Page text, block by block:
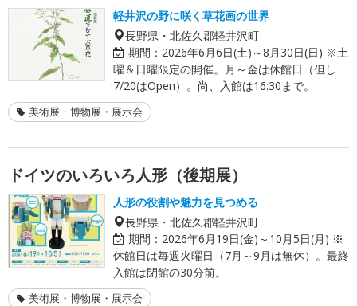
軽井沢の野に咲く草花画の世界
長野県・北佐久郡軽井沢町
期間： 2026年6月6日(土)～8月30日(日) ※土
曜＆日曜限定の開催。月～金は休館日（但し
7/20はOpen）。尚、入館は16:30まで。
美術展・博物展・展示会
ドイツのいろいろ人形（後期展）
人形の役割や魅力を見つめる
長野県・北佐久郡軽井沢町
期間： 2026年6月19日(金)～10月5日(月) ※
休館日は毎週火曜日（7月～9月は無休）。最終
入館は閉館の30分前。
美術展・博物展・展示会